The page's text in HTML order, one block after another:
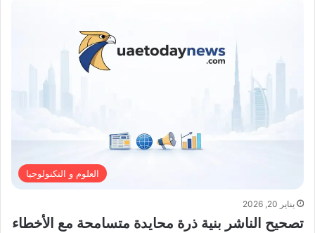
العلوم و التكنولوجيا
يناير 20, 2026
تصحيح الناشر بنية ذرة محايدة متسامحة مع الأخطاء